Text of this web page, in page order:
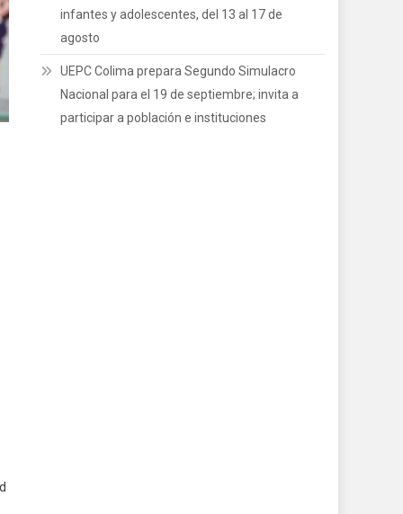
infantes y adolescentes, del 13 al 17 de
agosto
UEPC Colima prepara Segundo Simulacro
Nacional para el 19 de septiembre; invita a
participar a población e instituciones